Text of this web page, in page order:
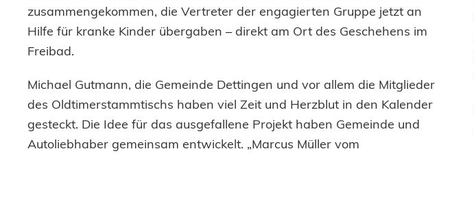
zusammengekommen, die Vertreter der engagierten Gruppe jetzt an
Hilfe für kranke Kinder übergaben – direkt am Ort des Geschehens im
Freibad.
Michael Gutmann, die Gemeinde Dettingen und vor allem die Mitglieder
des Oldtimerstammtischs haben viel Zeit und Herzblut in den Kalender
gesteckt. Die Idee für das ausgefallene Projekt haben Gemeinde und
Autoliebhaber gemeinsam entwickelt. „Marcus Müller vom